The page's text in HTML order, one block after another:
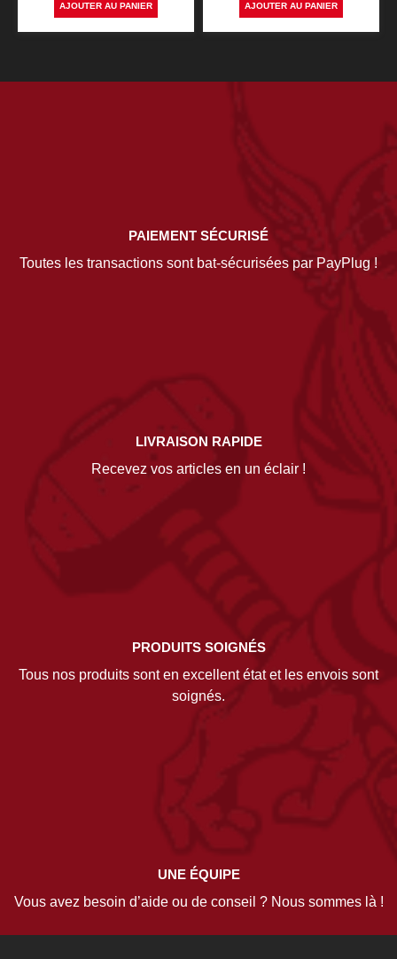
AJOUTER AU PANIER AJOUTER AU PANIER
PAIEMENT SÉCURISÉ
Toutes les transactions sont bat-sécurisées par PayPlug !
LIVRAISON RAPIDE
Recevez vos articles en un éclair !
PRODUITS SOIGNÉS
Tous nos produits sont en excellent état et les envois sont
soignés.
UNE ÉQUIPE
Vous avez besoin d’aide ou de conseil ? Nous sommes là !